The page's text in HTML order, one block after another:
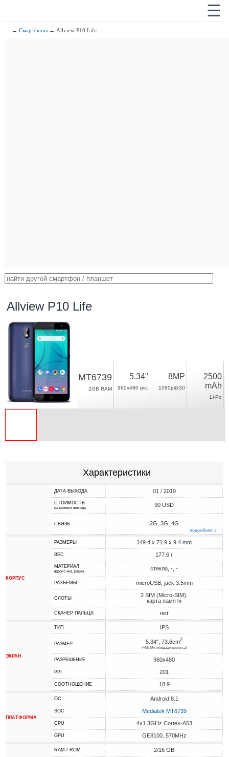
☰
→Смартфоны → Allview P10 Life
Allview P10 Life
MT6739
2GB RAM
5.34"
960x480 pix.
8MP
1080p@30
2500
mAh
Li-Po
Характеристики
ДАТА ВЫХОДА 01 / 2019
СТОИМОСТЬ
на момент выхода 90 USD
СВЯЗЬ 2G, 3G, 4G
подробнее ↓
КОРПУС
РАЗМЕРЫ 149.4 x 71.9 x 9.4 mm
ВЕС 177.6 г
МАТЕРИАЛ
фронт, низ, рамка стекло, -, -
РАЗЪЕМЫ microUSB, jack 3.5mm
СЛОТЫ
2 SIM (Micro-SIM),
карта памяти
СКАНЕР ПАЛЬЦА нет
ЭКРАН
ТИП IPS
РАЗМЕР 5.34", 73.6cm2
(~68.5% площади корпуса)
РАЗРЕШЕНИЕ 960x480
PPI 201
СООТНОШЕНИЕ 18:9
ПЛАТФОРМА
ОС Android 8.1
SOC Mediatek MT6739
CPU 4x1.3GHz Cortex-A53
GPU GE8100, 570MHz
RAM / ROM 2/16 GB